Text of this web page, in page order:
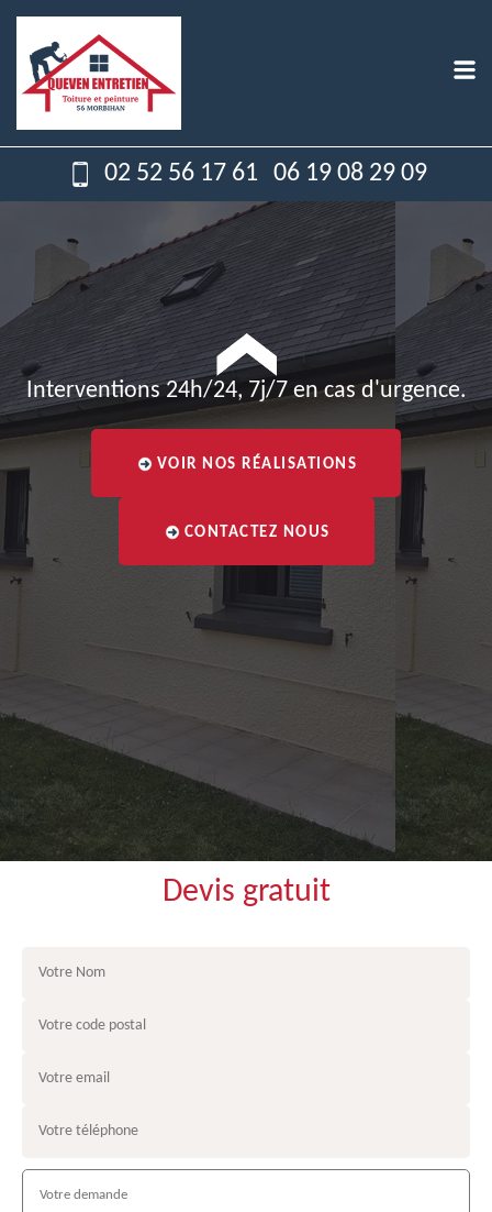
02 52 56 17 61 06 19 08 29 09
Interventions 24h/24, 7j/7 en cas d'urgence.
VOIR NOS RÉALISATIONS
CONTACTEZ NOUS
Devis gratuit